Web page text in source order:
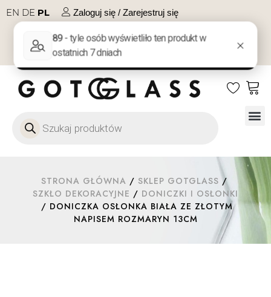
EN DE PL Zaloguj się / Zarejestruj się
NA PREZENT KONTAKT
STRONA GŁÓWNA / SKLEP GOTGLASS /
SZKŁO DEKORACYJNE / DONICZKI I OSŁONKI
/ DONICZKA OSŁONKA BIAŁA ZE ZŁOTYM
NAPISEM ROZMARYN 13CM